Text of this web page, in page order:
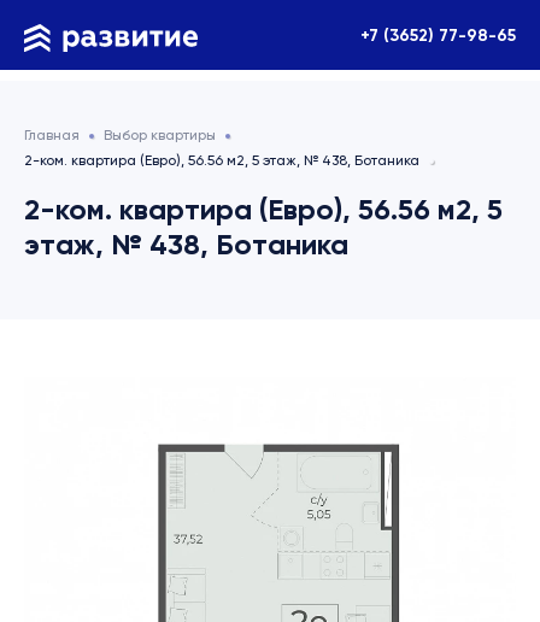
+7 (3652) 77-98-65
Главная
Выбор квартиры
2-ком. квартира (Евро), 56.56 м2, 5 этаж, № 438, Ботаника
2-ком. квартира (Евро), 56.56 м2, 5
этаж, № 438, Ботаника